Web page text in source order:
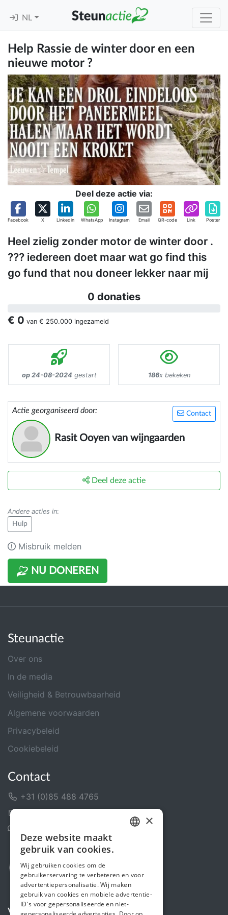
NL
Help Rassie de winter door en een
nieuwe motor ?
Deel deze actie via:
Facebook X Linkedin WhatsApp Instagram Email QR-code Link Poster
Heel zielig zonder motor de winter door .
??? iedereen doet maar wat go find this
go fund that nou doneer lekker naar mij
0 donaties
€ 0 van € 250.000 ingezameld
op 24-08-2024 gestart 186x bekeken
Contact
Actie georganiseerd door:
Rasit Ooyen van wijngaarden
NU DONEREN
Deel deze actie
Andere acties in:
Hulp
Misbruik melden
Steunactie
Over ons
In de media
Veiligheid & Betrouwbaarheid
Algemene voorwaarden
Privacybeleid
Cookiebeleid
Contact
+31 (0)85 488 4765
ENGLISH
×
Deze website maakt
gebruik van cookies.
Wij gebruiken cookies om de
gebruikerservaring te verbeteren en voor
advertentiepersonalisatie. Wij maken
gebruik van cookies en mobiele advertentie-
ID's voor gepersonaliseerde en niet-